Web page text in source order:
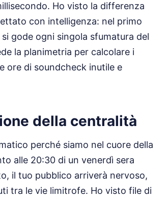
Ho visto la differenza
con intelligenza: nel primo
gode ogni singola sfumatura del
la planimetria per calcolare i
ore di soundcheck inutile e
della centralità
perché siamo nel cuore della
alle 20:30 di un venerdì sera
il tuo pubblico arriverà nervoso,
tra le vie limitrofe. Ho visto file di